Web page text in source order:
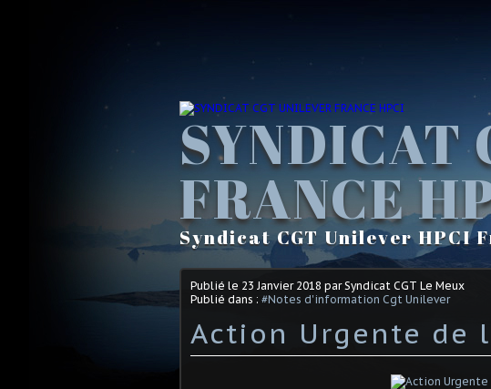
SYNDICAT
FRANCE
Syndicat CGT Unilever HPCI
Publié le 23 Janvier 2018 par Syndicat CGT Le Meux
Publié dans : #Notes d'information Cgt Unilever
Action Urgente de